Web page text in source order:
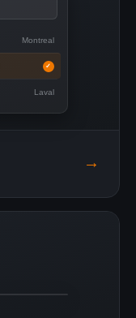
Montreal
✓
Laval
→